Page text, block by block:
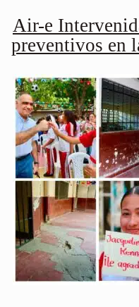
Air-e
preventivos en